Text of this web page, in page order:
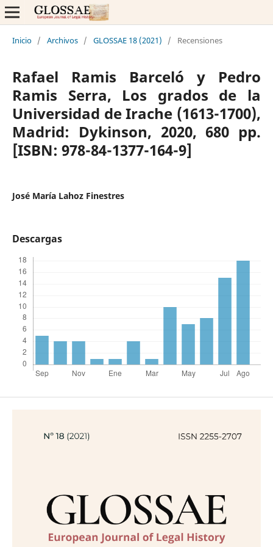
Inicio / Archivos / GLOSSAE 18 (2021) / Recensiones
Rafael Ramis Barceló y Pedro
Ramis Serra, Los grados de la
Universidad de Irache (1613-1700),
Madrid: Dykinson, 2020, 680 pp.
[ISBN: 978-84-1377-164-9]
José María Lahoz Finestres
Descargas